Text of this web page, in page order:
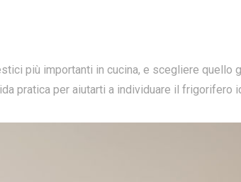
più importanti in cucina, e scegliere quello
pratica per aiutarti a individuare il frigorifero